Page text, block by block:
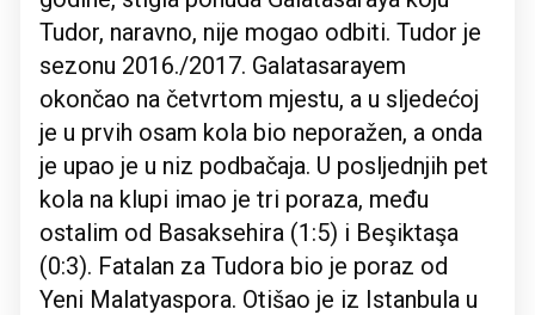
Tudor, naravno, nije mogao odbiti. Tudor je
sezonu 2016./2017. Galatasarayem
okončao na četvrtom mjestu, a u sljedećoj
je u prvih osam kola bio neporažen, a onda
je upao je u niz podbačaja. U posljednjih pet
kola na klupi imao je tri poraza, među
ostalim od Basaksehira (1:5) i Beşiktaşa
(0:3). Fatalan za Tudora bio je poraz od
Yeni Malatyaspora. Otišao je iz Istanbula u